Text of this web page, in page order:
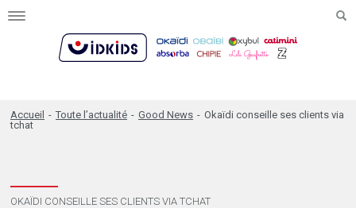
Toggle
Accueil - Toute l’actualité - Good News - Okaïdi conseille ses clients via
tchat
OKAÏDI CONSEILLE SES CLIENTS VIA TCHAT